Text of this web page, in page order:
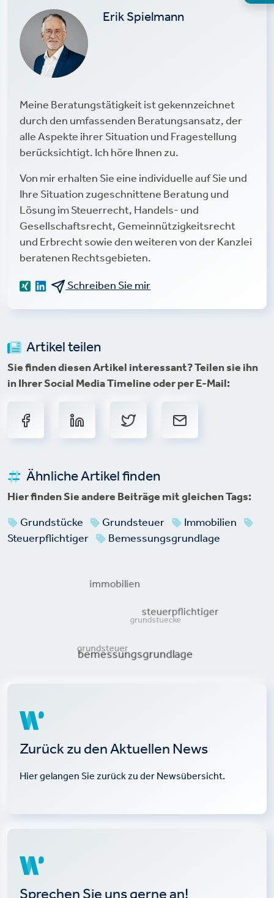
Erik Spielmann
Meine Beratungstätigkeit ist gekennzeichnet
durch den umfassenden Beratungsansatz, der
alle Aspekte ihrer Situation und Fragestellung
berücksichtigt. Ich höre Ihnen zu.
Von mir erhalten Sie eine individuelle auf Sie und
Ihre Situation zugeschnittene Beratung und
Lösung im Steuerrecht, Handels- und
Gesellschaftsrecht, Gemeinnützigkeitsrecht
und Erbrecht sowie den weiteren von der Kanzlei
beratenen Rechtsgebieten.
Schreiben Sie mir
Artikel teilen
Sie finden diesen Artikel interessant? Teilen sie ihn
in Ihrer Social Media Timeline oder per E-Mail:
Ähnliche Artikel finden
Hier finden Sie andere Beiträge mit gleichen Tags:
Grundstücke
Grundsteuer
Immobilien
Steuerpflichtiger
Bemessungsgrundlage
grundstuecke
grundsteuer
immobilien
steuerpflichtiger
bemessungsgrundlage
Zurück zu den Aktuellen News
Hier gelangen Sie zurück zu der Newsübersicht.
Sprechen Sie uns gerne an!